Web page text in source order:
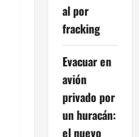
al por
fracking
Evacuar en
avión
privado por
un huracán:
el nuevo